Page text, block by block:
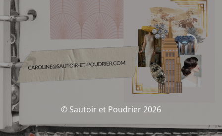
© Sautoir et Poudrier 2026